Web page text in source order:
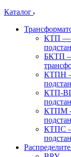
Каталог
КТП —
БКТП —
КТПН —
КТП-ВЦ
КТПМ —
КТПС —